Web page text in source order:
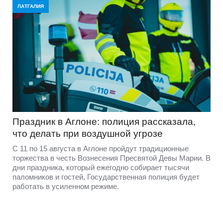
ЛАТГАЛИЯ
Праздник в Аглоне: полиция рассказала,
что делать при воздушной угрозе
С 11 по 15 августа в Аглоне пройдут традиционные
торжества в честь Вознесения Пресвятой Девы Марии. В
дни праздника, который ежегодно собирает тысячи
паломников и гостей, Государственная полиция будет
работать в усиленном режиме.